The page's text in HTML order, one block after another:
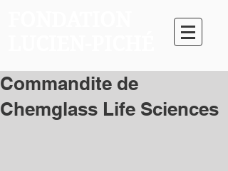
Commandite de
Chemglass Life Sciences